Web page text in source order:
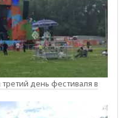
день фестиваля в